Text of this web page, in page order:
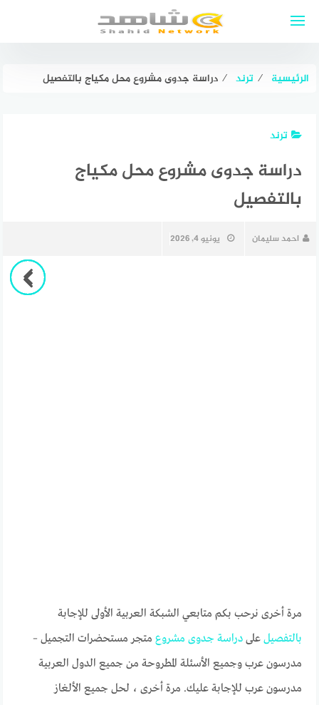
الرئيسية ⁄ ترند ⁄ دراسة جدوى مشروع محل مكياج بالتفصيل
ترند
دراسة جدوى مشروع محل مكياج
بالتفصيل
احمد سليمان يونيو 4, 2026
مرة أخرى نرحب بكم متابعي الشبكة العربية الأولى للإجابة
بالتفصيل علىدراسة جدوى مشروع متجر مستحضرات التجميل –
مدرسون عرب وجميع الأسئلة المطروحة من جميع الدول العربية
مدرسون عرب للإجابة عليك. مرة أخرى ، لحل جميع الألغاز